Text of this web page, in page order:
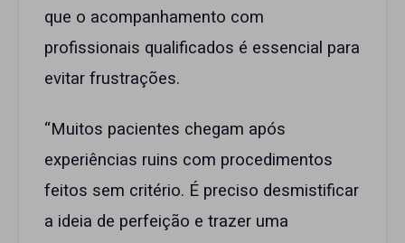
que o acompanhamento com
profissionais qualificados é essencial para
evitar frustrações.
“Muitos pacientes chegam após
experiências ruins com procedimentos
feitos sem critério. É preciso desmistificar
a ideia de perfeição e trazer uma